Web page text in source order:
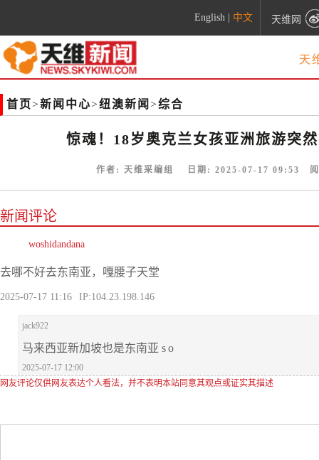
English 中文 天维网
天
首页>新闻中心>纽澳新闻 >综合
惊魂！18岁奥克兰女孩亚洲旅游突
作者: 天维采编组 日期: 2025-07-17 09:53
新闻评论
woshidandana
去哪不好去东南亚，嘎腰子天堂
2025-07-17 11:16 IP:104.23.198.146
jack922
马来西亚新加坡也是东南亚 s o
2025-07-17 12:00
网友评论仅供网友表达个人看法，并不表明本站同意其观点或证实其描述